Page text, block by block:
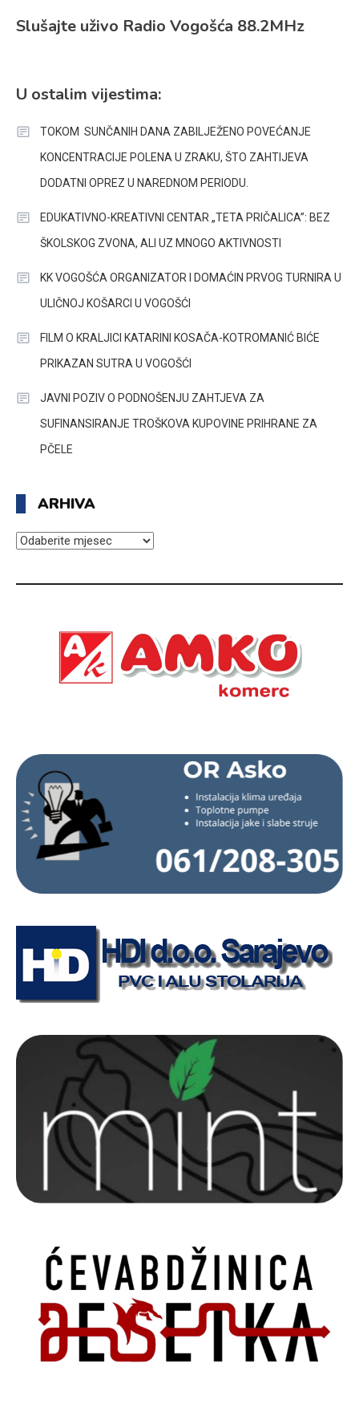
Slušajte uživo Radio Vogošća 88.2MHz
U ostalim vijestima:
TOKOM SUNČANIH DANA ZABILJEŽENO POVEĆANJE
KONCENTRACIJE POLENA U ZRAKU, ŠTO ZAHTIJEVA
DODATNI OPREZ U NAREDNOM PERIODU.
EDUKATIVNO-KREATIVNI CENTAR „TETA PRIČALICA”: BEZ
ŠKOLSKOG ZVONA, ALI UZ MNOGO AKTIVNOSTI
KK VOGOŠĆA ORGANIZATOR I DOMAĆIN PRVOG TURNIRA U
ULIČNOJ KOŠARCI U VOGOŠĆI
FILM O KRALJICI KATARINI KOSAČA-KOTROMANIĆ BIĆE
PRIKAZAN SUTRA U VOGOŠĆI
JAVNI POZIV O PODNOŠENJU ZAHTJEVA ZA
SUFINANSIRANJE TROŠKOVA KUPOVINE PRIHRANE ZA
PČELE
ARHIVA
ARHIVA